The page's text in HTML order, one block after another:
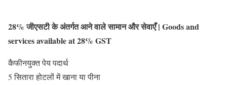
28% जीएसटी के अंतर्गत आने वाले सामान और सेवाएँ | Goods and
services available at 28% GST
कैफीनयुक्त पेय पदार्थ
5 सितारा होटलों में खाना या पीना